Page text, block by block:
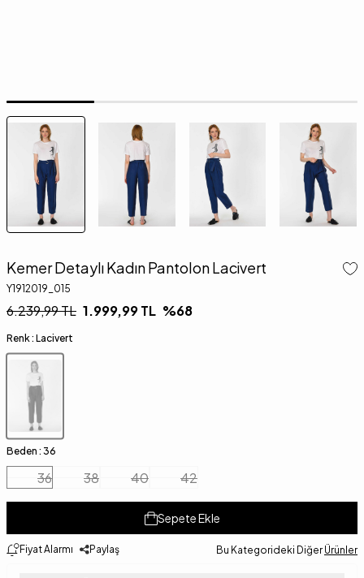
Kemer Detaylı Kadın Pantolon Lacivert
Y1912019_015
6.239,99TL 1.999,99TL %68
Renk : Lacivert
Beden : 36
36 38 40 42
Sepete Ekle
Fiyat Alarmı Paylaş Bu Kategorideki Diğer Ürünler